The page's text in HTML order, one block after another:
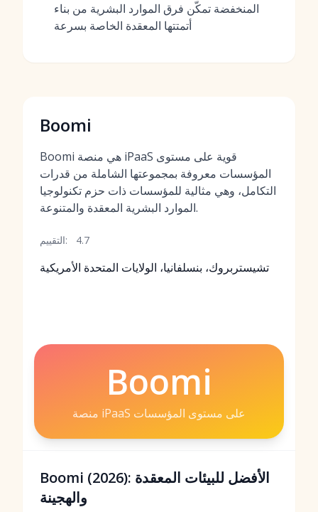
المنخفضة تمكّن فرق الموارد البشرية من بناء
أتمتتها المعقدة الخاصة بسرعة
Boomi
Boomi هي منصة iPaaS قوية على مستوى
المؤسسات معروفة بمجموعتها الشاملة من قدرات
التكامل، وهي مثالية للمؤسسات ذات حزم تكنولوجيا
الموارد البشرية المعقدة والمتنوعة.
التقييم: 4.7
تشيستربروك، بنسلفانيا، الولايات المتحدة الأمريكية
Boomi
منصة iPaaS على مستوى المؤسسات
Boomi (2026): الأفضل للبيئات المعقدة
والهجينة